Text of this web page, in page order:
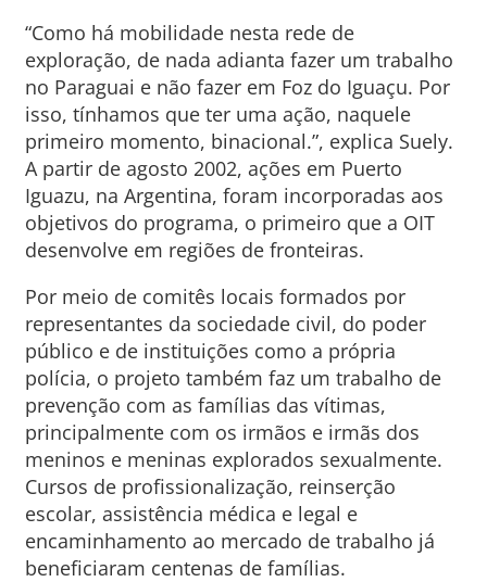
“Como há mobilidade nesta rede de
exploração, de nada adianta fazer um trabalho
no Paraguai e não fazer em Foz do Iguaçu. Por
isso, tínhamos que ter uma ação, naquele
primeiro momento, binacional.”, explica Suely.
A partir de agosto 2002, ações em Puerto
Iguazu, na Argentina, foram incorporadas aos
objetivos do programa, o primeiro que a OIT
desenvolve em regiões de fronteiras.
Por meio de comitês locais formados por
representantes da sociedade civil, do poder
público e de instituições como a própria
polícia, o projeto também faz um trabalho de
prevenção com as famílias das vítimas,
principalmente com os irmãos e irmãs dos
meninos e meninas explorados sexualmente.
Cursos de profissionalização, reinserção
escolar, assistência médica e legal e
encaminhamento ao mercado de trabalho já
beneficiaram centenas de famílias.